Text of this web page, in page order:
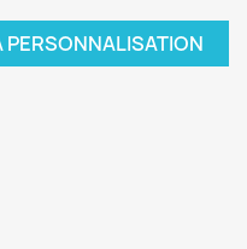
PERSONNALISATION